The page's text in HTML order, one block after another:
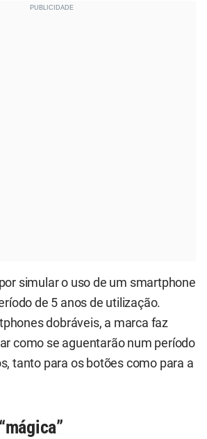
simular o uso de um smartphone
de 5 anos de utilização.
dobráveis, a marca faz
como se aguentarão num período
tanto para os botões como para a